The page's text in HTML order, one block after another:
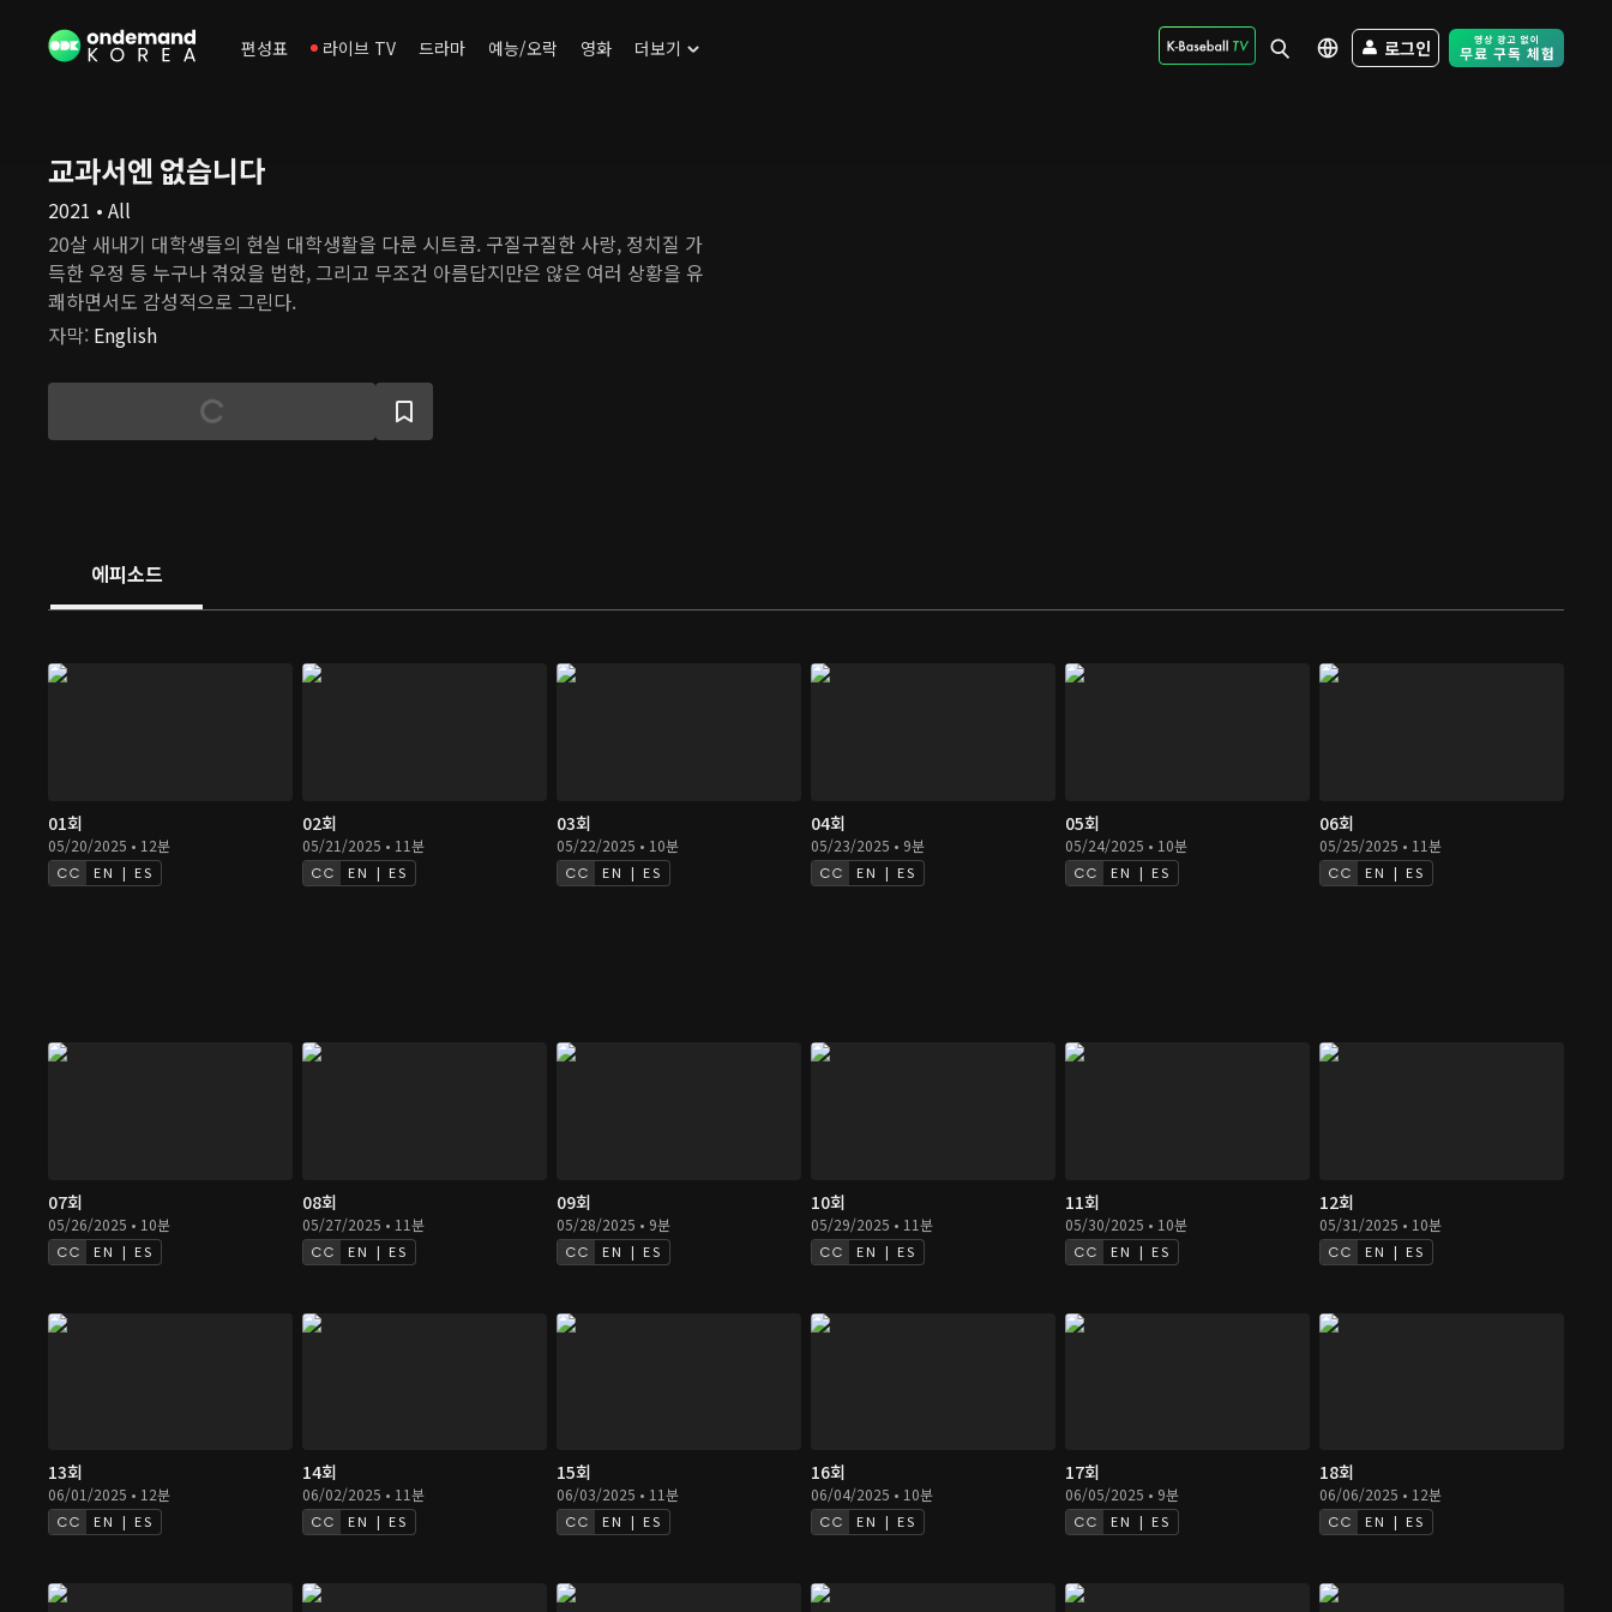
편성표 라이브 TV 드라마 예능/오락 영화 더보기 로그인 Free Trial -
교과서엔 없습니다
2021 • All
20살 새내기 대학생들의 현실 대학생활을 다룬 시트콤. 구질구질한 사랑, 정치질 가
득한 우정 등 누구나 겪었을 법한, 그리고 무조건 아름답지만은 않은 여러 상황을 유
쾌하면서도 감성적으로 그린다.
자막: English
에피소드
01회
05/20/2025 • 12분
EN | ES
02회
05/21/2025 • 11분
EN | ES
03회
05/22/2025 • 10분
EN | ES
04회
05/23/2025 • 9분
EN | ES
05회
05/24/2025 • 10분
EN | ES
06회
05/25/2025 • 11분
EN | ES
07회
05/26/2025 • 10분
EN | ES
08회
05/27/2025 • 11분
EN | ES
09회
05/28/2025 • 9분
EN | ES
10회
05/29/2025 • 11분
EN | ES
11회
05/30/2025 • 10분
EN | ES
12회
05/31/2025 • 10분
EN | ES
13회
06/01/2025 • 12분
EN | ES
14회
06/02/2025 • 11분
EN | ES
15회
06/03/2025 • 11분
EN | ES
16회
06/04/2025 • 10분
EN | ES
17회
06/05/2025 • 9분
EN | ES
18회
06/06/2025 • 12분
EN | ES